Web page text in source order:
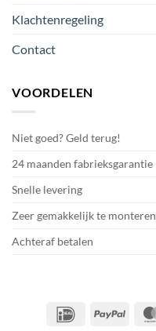
Klachtenregeling
Contact
VOORDELEN
Niet goed? Geld terug!
24 maanden fabrieksgarantie
Snelle levering
Zeer gemakkelijk te monteren
Achteraf betalen
IDeal PayPal